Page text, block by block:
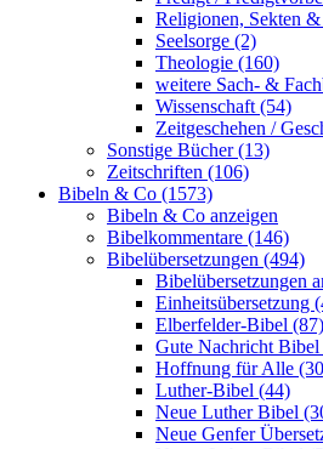
Religionen, Sekten
Seelsorge (2)
Theologie (160)
weitere Sach- &
Wissenschaft (54)
Zeitgeschehen /
Sonstige Bücher (13)
Zeitschriften (106)
Bibeln & Co (1573)
Bibeln & Co anzeigen
Bibelkommentare (146)
Bibelübersetzungen (494)
Bibelübersetzungen
Einheitsübersetzung
Elberfelder-Bibel (87)
Gute Nachricht Bibel
Hoffnung für Alle
Luther-Bibel (44)
Neue Luther Bibel
Neue Genfer